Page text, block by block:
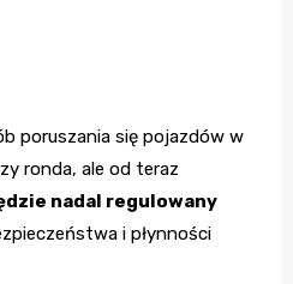
poruszania się pojazdów w
ronda, ale od teraz
nadal regulowany
i płynności